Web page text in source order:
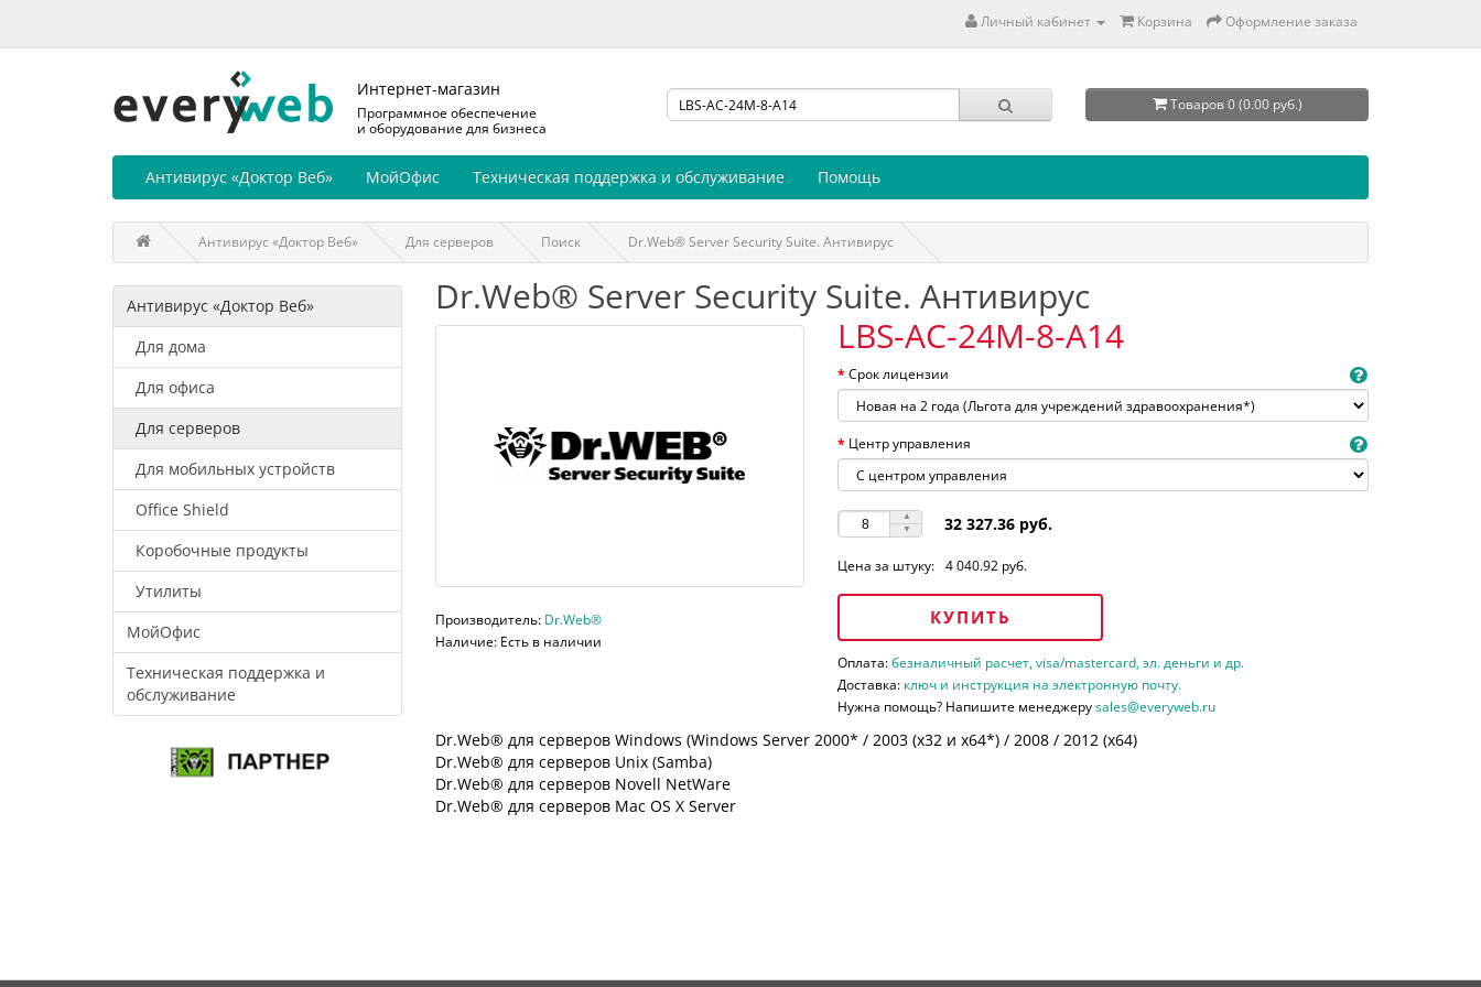
Личный кабинет Корзина Оформление заказа
Интернет-магазин
Программное обеспечение
и оборудование для бизнеса
Товаров 0 (0.00 руб.)
Антивирус «Доктор Веб» МойОфис Техническая поддержка и обслуживание Помощь
Антивирус «Доктор Веб» Для серверов Поиск Dr.Web® Server Security Suite. Антивирус
Антивирус «Доктор Веб»
Для дома
Для офиса
Для серверов
Для мобильных устройств
Office Shield
Коробочные продукты
Утилиты
МойОфис
Техническая поддержка и
обслуживание
Dr.Web® Server Security Suite. Антивирус
Производитель: Dr.Web®
Наличие: Есть в наличии
LBS-AC-24M-8-A14
Срок лицензии
Центр управления
32 327.36 руб.
Цена за штуку: 4 040.92 руб.
КУПИТЬ
Оплата:безналичный расчет, visa/mastercard, эл. деньги и др.
Доставка: ключ и инструкция на электронную почту.
Нужна помощь? Напишите менеджеруsales@everyweb.ru
Dr.Web® для серверов Windows (Windows Server 2000* / 2003 (х32 и х64*) / 2008 / 2012 (х64)
Dr.Web® для серверов Unix (Samba)
Dr.Web® для серверов Novell NetWare
Dr.Web® для серверов Mac OS X Server